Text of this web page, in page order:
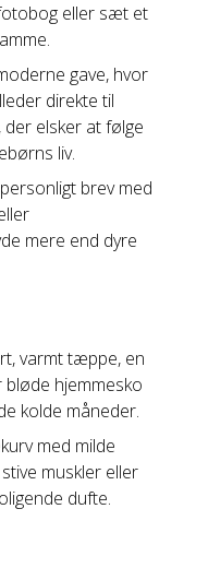
eller sæt et
gave, hvor
direkte til
elsker at følge
liv.
brev med
mere end dyre
varmt tæppe, en
bløde hjemmesko
kolde måneder.
med milde
muskler eller
dufte.